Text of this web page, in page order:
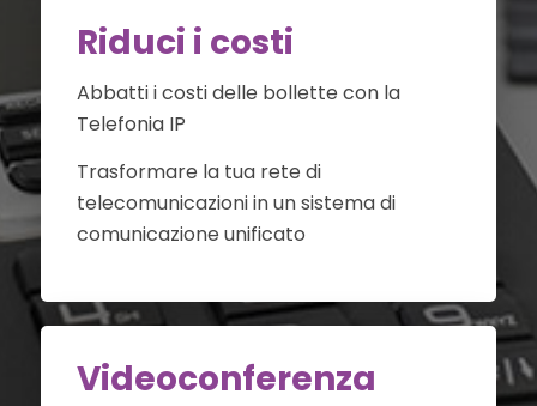
Riduci i costi
Abbatti i costi delle bollette con la
Telefonia IP
Trasformare la tua rete di
telecomunicazioni in un sistema di
comunicazione unificato
Videoconferenza